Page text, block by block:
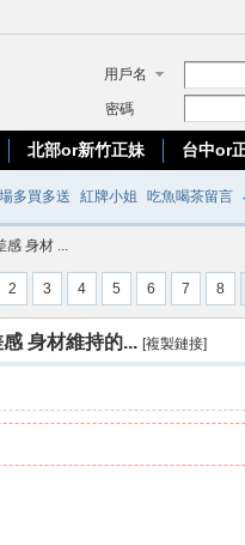
用戶名
密碼
北部or新竹正妹 台中or
多買多送 紅牌小姐 吃魚喝茶留言
感 身材 ...
2 3 4 5 6 7 8
身材維持的... [複製鏈接]